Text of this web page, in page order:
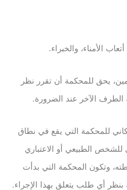
الأمناء، والخبراء.
يحق للمحكمة أن تقرر نظر
الآخر عند الضرورة.
للمحكمة التي يقع في نطاق
للشخص الطبيعي أو الاعتباري
وتكون المحكمة التي بدأت
أي طلب يتعلق بهذا الإجراء.